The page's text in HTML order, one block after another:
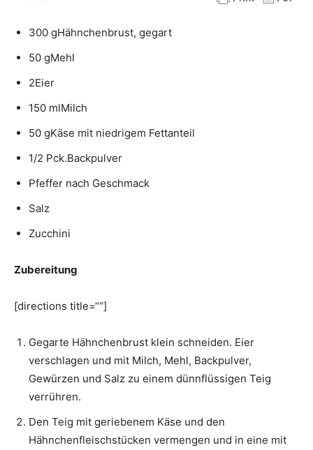
300 gHähnchenbrust, gegart
50 gMehl
2Eier
150 mlMilch
50 gKäse mit niedrigem Fettanteil
1/2 Pck.Backpulver
Pfeffer nach Geschmack
Salz
Zucchini
Zubereitung
[directions title=““]
Gegarte Hähnchenbrust klein schneiden. Eier
verschlagen und mit Milch, Mehl, Backpulver,
Gewürzen und Salz zu einem dünnflüssigen Teig
verrühren.
Den Teig mit geriebenem Käse und den
Hähnchenfleischstücken vermengen und in eine mit